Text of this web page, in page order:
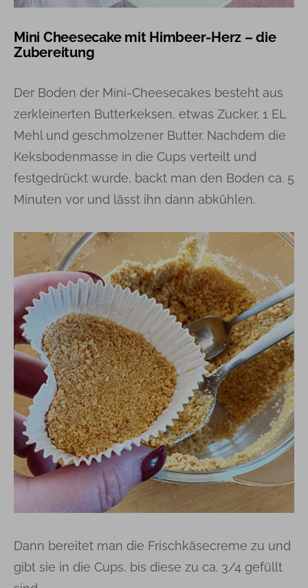
Mini Cheesecake mit Himbeer-Herz – die
Zubereitung
Der Boden der Mini-Cheesecakes besteht aus
zerkleinerten Butterkeksen, etwas Zucker, 1 EL
Mehl und geschmolzener Butter. Nachdem die
Keksbodenmasse in die Cups verteilt und
festgedrückt wurde, backt man den Boden ca. 5
Minuten vor und lässt ihn dann abkühlen.
Dann bereitet man die Frischkäsecreme zu und
gibt sie in die Cups, bis diese zu ca. 3/4 gefüllt